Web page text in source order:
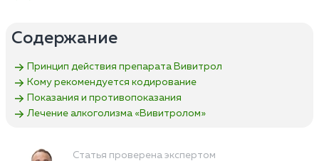
Содержание
Принцип действия препарата Вивитрол
Кому рекомендуется кодирование
Показания и противопоказания
Лечение алкоголизма «Вивитролом»
Статья проверена экспертом